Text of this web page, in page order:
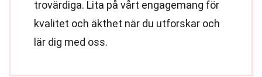
trovärdiga. Lita på vårt engagemang för
kvalitet och äkthet när du utforskar och
lär dig med oss.